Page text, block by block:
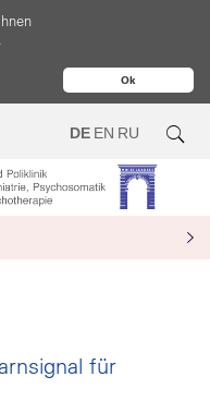
Ok
DE EN RU
für